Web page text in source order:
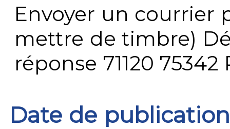
Envoyer un courrier
mettre de timbre)
réponse 71120 75342
Date de publication